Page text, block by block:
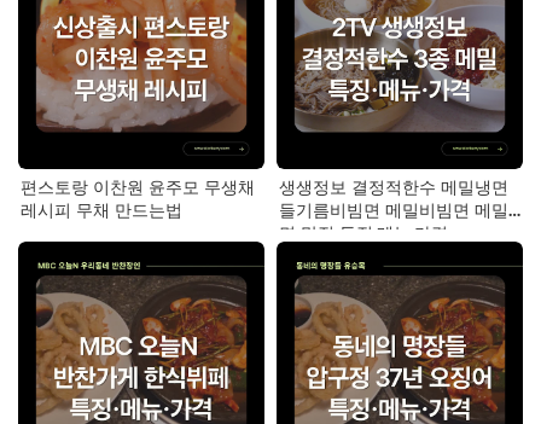
편스토랑 이찬원 윤주모 무생채
레시피 무채 만드는법
생생정보 결정적한수 메밀냉면
들기름비빔면 메밀비빔면 메밀
면 맛집 특징·메뉴·가격